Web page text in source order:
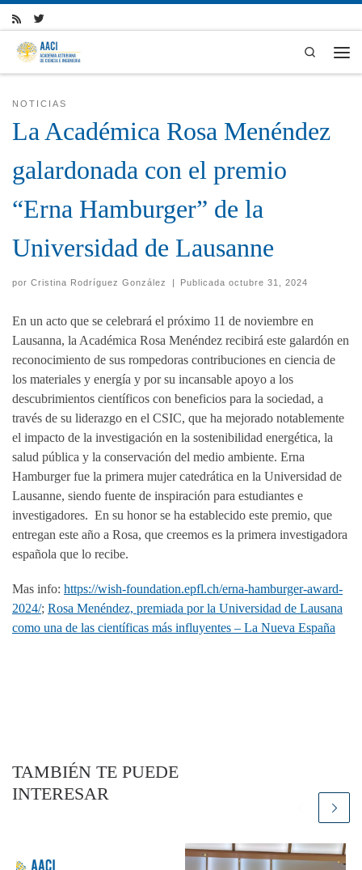
Skip to content
Search
NOTICIAS
La Académica Rosa Menéndez
galardonada con el premio
“Erna Hamburger” de la
Universidad de Lausanne
por Cristina Rodríguez González | Publicadaoctubre 31, 2024
En un acto que se celebrará el próximo 11 de noviembre en
Lausanna, la Académica Rosa Menéndez recibirá este galardón en
reconocimiento de sus rompedoras contribuciones en ciencia de
los materiales y energía y por su incansable apoyo a los
descubrimientos científicos con beneficios para la sociedad, a
través de su liderazgo en el CSIC, que ha mejorado notablemente
el impacto de la investigación en la sostenibilidad energética, la
salud pública y la conservación del medio ambiente. Erna
Hamburger fue la primera mujer catedrática en la Universidad de
Lausanne, siendo fuente de inspiración para estudiantes e
investigadores. En su honor se ha establecido este premio, que
entregan este año a Rosa, que creemos es la primera investigadora
española que lo recibe.
Mas info: https://wish-foundation.epfl.ch/erna-hamburger-award-
2024/; Rosa Menéndez, premiada por la Universidad de Lausana
como una de las científicas más influyentes – La Nueva España
TAMBIÉN TE PUEDE
INTERESAR